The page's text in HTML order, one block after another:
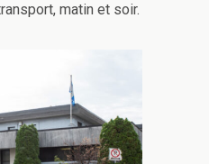
matin et soir.